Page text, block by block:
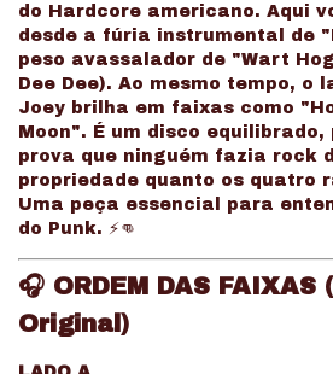
do Hardcore americano. Aqui
desde a fúria instrumental de
peso avassalador de "Wart
Dee Dee). Ao mesmo tempo, o
Joey brilha em faixas como
Moon". É um disco equilibrado,
prova que ninguém fazia rock
propriedade quanto os quatro
Uma peça essencial para
do Punk. ⚡👊
🎧 ORDEM DAS
Original)